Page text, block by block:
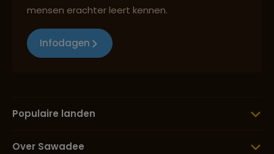
mensen erachter leert kennen.
Infodagen
Populaire landen
Over Sawadee